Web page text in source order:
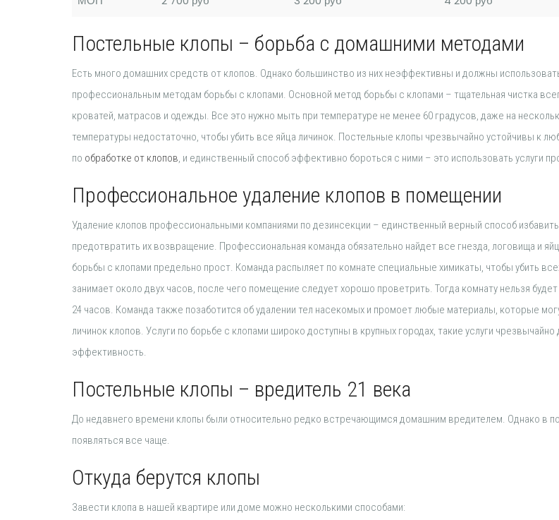
Постельные клопы – борьба с домашними методами
Есть много домашних средств от клопов. Однако большинство из них неэффективны и должны
профессиональным методам борьбы с клопами. Основной метод борьбы с клопами – тщательная чистка
кроватей, матрасов и одежды. Все это нужно мыть при температуре не менее 60 градусов, даже на
температуры недостаточно, чтобы убить все яйца личинок. Постельные клопы чрезвычайно устойчивы к
по обработке от клопов, и единственный способ эффективно бороться с ними – это использовать услуги
Профессиональное удаление клопов в помещении
Удаление клопов профессиональными компаниями по дезинсекции – единственный верный способ
предотвратить их возвращение. Профессиональная команда обязательно найдет все гнезда, логовища и
борьбы с клопами предельно прост. Команда распыляет по комнате специальные химикаты, чтобы убить
занимает около двух часов, после чего помещение следует хорошо проветрить. Тогда комнату нельзя
24 часов. Команда также позаботится об удалении тел насекомых и промоет любые материалы, которые
личинок клопов. Услуги по борьбе с клопами широко доступны в крупных городах, такие услуги
эффективность.
Постельные клопы – вредитель 21 века
До недавнего времени клопы были относительно редко встречающимся домашним вредителем. Однако в
появляться все чаще.
Откуда берутся клопы
Завести клопа в нашей квартире или доме можно несколькими способами: